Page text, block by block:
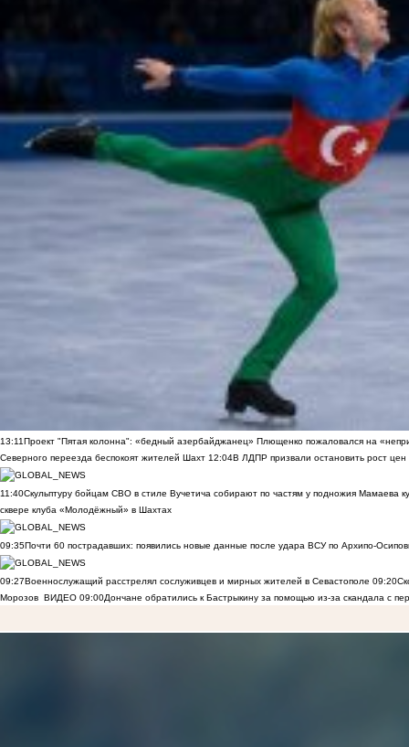
13:11Проект "Пятая колонна": «бедный азербайджанец» Плющенко пожаловался на
Северного переезда беспокоят жителей Шахт 12:04В ЛДПР призвали остановить рост цен
11:40Скульптуру бойцам СВО в стиле Вучетича собирают по частям у подножия Мамаева
сквере клуба «Молодёжный» в Шахтах
09:35Почти 60 пострадавших: появились новые данные после удара ВСУ по Архипо-
09:27Военнослужащий расстрелял сослуживцев и мирных жителей в Севастополе 09:20
Морозов ВИДЕО 09:00Дончане обратились к Бастрыкину за помощью из-за скандала с